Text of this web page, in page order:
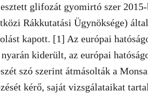
glifozát gyomirtó szer
Rákkutatási Ügynöksége)
kapott. [1] Az európai
kiderült, az európai
szó szerint átmásolták a
kérő, saját vizsgálataikat